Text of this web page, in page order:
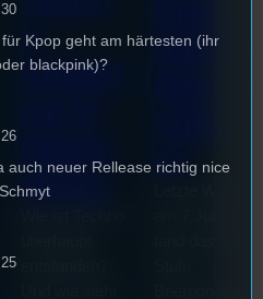
o
Kollekt
sburg
Stufu
er
Kpop geht am härtesten (ihr
blackpink)?
auch neuer Rellease richtig nice